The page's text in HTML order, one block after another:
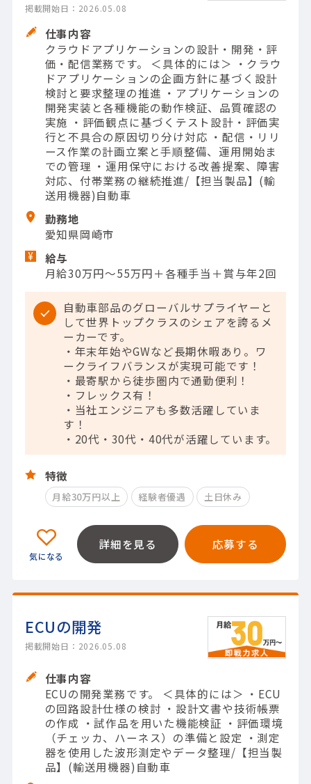
掲載開始日：2026.05.08
仕事内容
クラウドアプリケーションの設計・開発・評
価・配信業務です。 ＜具体的には＞ ・クラウ
ドアプリケーションの企画方針に基づく設計
検討と要求整理の推進 ・アプリケーションの
開発実装と各種機能の動作検証、品質確認の
実施 ・評価観点に基づくテスト設計・評価実
行と不具合の原因切り分け対応 ・配信・リリ
ース作業の計画立案と手順整備、運用開始ま
での管理 ・運用保守における改善提案、障害
対応、付帯業務の継続推進/【担当製品】(輸
送用機器)自動車
勤務地
愛知県岡崎市
給与
月給30万円～55万円＋各種手当＋賞与年2回
自動車部品のグローバルサプライヤーと
して世界トップクラスのシェアを誇るメ
ーカーです。
・年末年始やGWなど長期休暇あり。ワ
ークライフバランスが実現可能です！
・最寄駅から徒歩圏内で通勤便利！
・フレックス有！
・当社エンジニアも多数活躍していま
す！
・20代・30代・40代が活躍しています。
特徴
月給30万円以上 経験者優遇 土日休み
詳細を見る 応募する
ECUの開発
掲載開始日：2026.05.08
仕事内容
ECUの開発業務です。 ＜具体的には＞ ・ECU
の回路設計仕様の検討 ・設計文書や技術帳票
の作成 ・試作品を用いた機能検証 ・評価環境
（チェッカ、ハーネス）の準備と設定 ・測定
器を使用した波形測定やデータ整理/【担当製
品】(輸送用機器)自動車